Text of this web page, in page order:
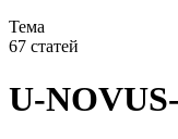
Тема
67 статей
U-